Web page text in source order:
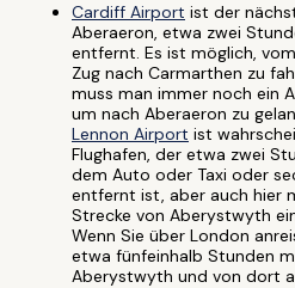
Cardiff Airport ist der
Aberaeron, etwa zwei
entfernt. Es ist möglich,
Zug nach Carmarthen zu
muss man immer noch ein
um nach Aberaeron zu
Lennon Airport ist
Flughafen, der etwa zwei
dem Auto oder Taxi oder
entfernt ist, aber auch hier
Strecke von Aberystwyth
Wenn Sie über London
etwa fünfeinhalb Stunden
Aberystwyth und von dort